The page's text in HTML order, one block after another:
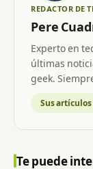
REDACTOR DE
Pere
Experto en
últimas
geek.
Sus
Te puede